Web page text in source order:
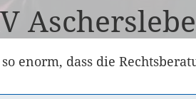
enorm, dass die